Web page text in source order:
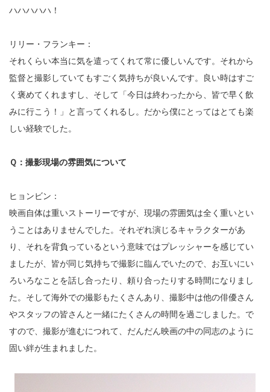
ハハハハハ！
リリー・フランキー：
それくらい本当に気を遣ってくれて常に優しいんです。それから
監督と撮影していてもすごく気持ちが良いんです。良い時はすご
く褒めてくれますし、そして「今日は終わったから、皆で早く飲
みに行こう！」と言ってくれるし。だから僕にとってはとても楽
しい経験でした。
Ｑ：撮影現場の雰囲気について
ヒョンビン：
映画自体は重いストーリーですが、現場の雰囲気は全く重いとい
うことはありませんでした。それぞれ演じるキャラクターがあ
り、それを背負っているという意味ではプレッシャーを感じてい
ましたが、皆が同じ気持ちで撮影に臨んでいたので、お互いにい
ろいろなことを話し合ったり、頼り合ったりする時間になりまし
た。そして海外での撮影もたくさんあり、撮影中は他の俳優さん
やスタッフの皆さんと一緒にたくさんの時間を過ごしました。で
すので、撮影が進むにつれて、だんだん映画の中の同志のように
固い絆が生まれました。